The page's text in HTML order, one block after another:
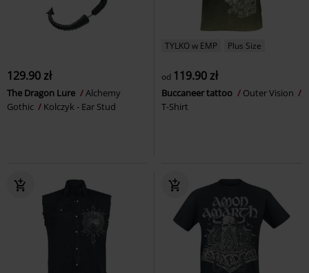
129.90 zł
The Dragon Lure
Alchemy
Gothic
Kolczyk - Ear Stud
TYLKO w EMP Plus Size
od 119.90 zł
Buccaneer tattoo
Outer Vision
T-Shirt